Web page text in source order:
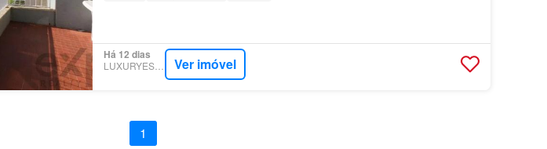
Há 12 dias
LUXURYESTATE Ver imóvel
1